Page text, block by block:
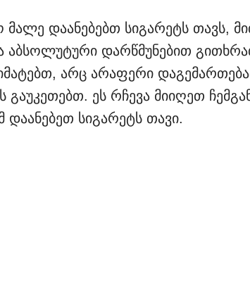
დაანებებთ სიგარეტს თავს,
აბსოლუტური დარწმუნებით
არც არაფერი
ეს რჩევა მიიღეთ
სიგარეტს თავი.